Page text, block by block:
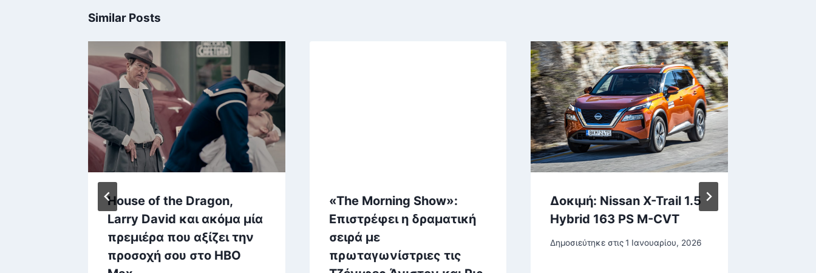
Similar Posts
House of the Dragon,
Larry David και ακόμα μία
πρεμιέρα που αξίζει την
προσοχή σου στο HBO
«The Morning Show»:
Επιστρέφει η δραματική
σειρά με
πρωταγωνίστριες τις
Δοκιμή: Nissan X-Trail 1.5
Hybrid 163 PS M-CVT
Δημοσιεύτηκε στις 1 Ιανουαρίου, 2026